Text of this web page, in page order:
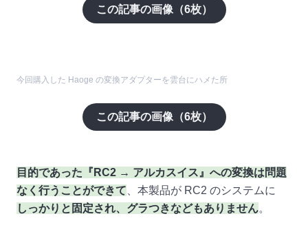
この記事の画像（6枚）
今回購入した Haoge の変換アダプターを雲台にハメた所
この記事の画像（6枚）
目的であった『RC2 → アルカスイス』への変換は問題
なく行うことができて 、本製品が RC2 のシステムに
しっかりと固定され、グラつきなどもありません。